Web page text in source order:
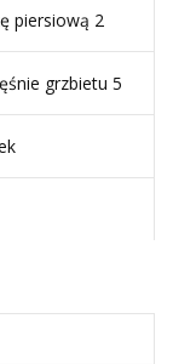
piersiową 2
grzbietu 5